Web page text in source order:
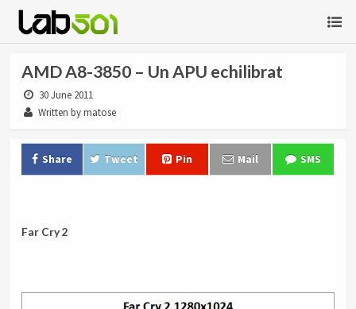
AMD A8-3850 – Un APU echilibrat
30 June 2011
Written by matose
Share Tweet Pin Mail SMS
Far Cry 2